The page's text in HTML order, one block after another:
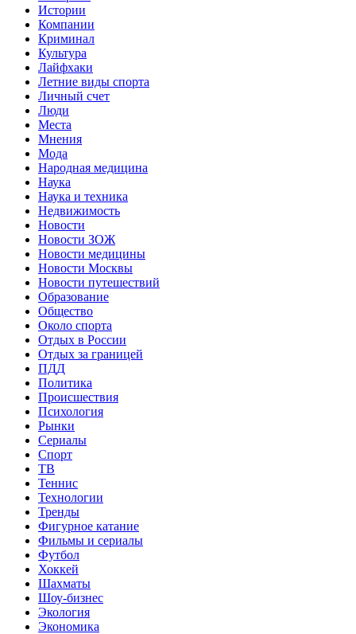
Истории
Компании
Криминал
Культура
Лайфхаки
Летние виды спорта
Личный счет
Люди
Места
Мнения
Мода
Народная медицина
Наука
Наука и техника
Недвижимость
Новости
Новости ЗОЖ
Новости медицины
Новости Москвы
Новости путешествий
Образование
Общество
Около спорта
Отдых в России
Отдых за границей
ПДД
Политика
Происшествия
Психология
Рынки
Сериалы
Спорт
ТВ
Теннис
Технологии
Тренды
Фигурное катание
Фильмы и сериалы
Футбол
Хоккей
Шахматы
Шоу-бизнес
Экология
Экономика